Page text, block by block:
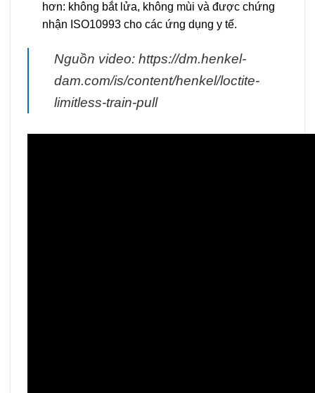
hơn: không bắt lửa, không mùi và được chứng
nhận ISO10993 cho các ứng dụng y tế.
Nguồn video: https://dm.henkel-
dam.com/is/content/henkel/loctite-
limitless-train-pull